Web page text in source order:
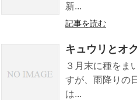
新...
記事を読む
キュウリとオ
３月末に種をま
すが、雨降りの
は...